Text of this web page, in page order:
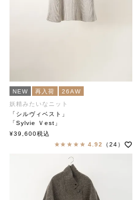
NEW 再入荷
26AW
妖精みたいなニット
「シルヴィベスト」
「Sylvie Ｖest」
soutiencollar（ステンカラー）
¥39,600税込
4.92
（24）